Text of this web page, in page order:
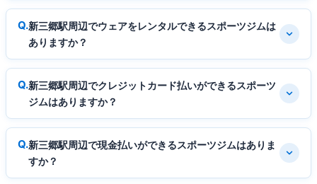
新三郷駅周辺でウェアをレンタルできるスポーツジムは
ありますか？
新三郷駅周辺でクレジットカード払いができるスポーツ
ジムはありますか？
新三郷駅周辺で現金払いができるスポーツジムはありま
すか？